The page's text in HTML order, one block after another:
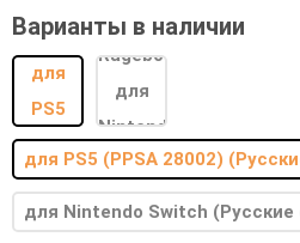
Варианты в наличии
для PS5 (PPSA 28002)
для Nintendo Switch (Русские